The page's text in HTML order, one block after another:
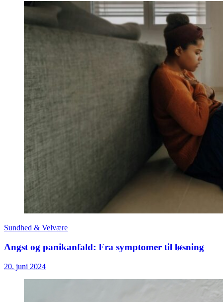
Sundhed & Velvære
Angst og panikanfald: Fra symptomer til løsning
20. juni 2024